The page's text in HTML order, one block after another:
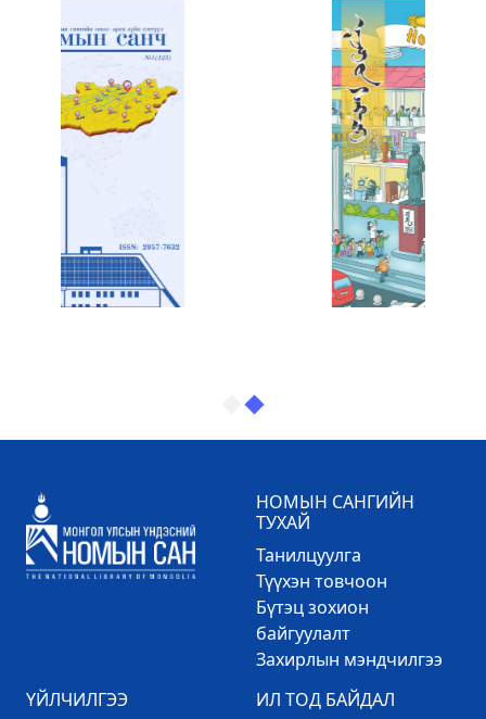
НОМЫН САНГИЙН
ТУХАЙ
Танилцуулга
Түүхэн товчоон
Бүтэц зохион
байгуулалт
Захирлын мэндчилгээ
ҮЙЛЧИЛГЭЭ
ИЛ ТОД БАЙДАЛ